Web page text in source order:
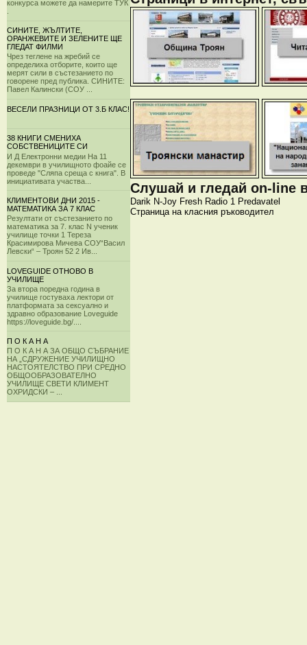
конкурса можете да намерите ТУК
СИНИТЕ, ЖЪЛТИТЕ,
ОРАНЖЕВИТЕ И ЗЕЛЕНИТЕ ЩЕ
ГЛЕДАТ ФИЛМИ
Чрез теглене на жребий се
определиха отборите, които ще
мерят сили в състезанието по
говорене пред публика. СИНИТЕ:
Павел Калински (СОУ ...
ВЕСЕЛИ ПРАЗНИЦИ ОТ 3.Б КЛАС!
38 КНИГИ СМЕНИХА
СОБСТВЕНИЦИТЕ СИ
И Д Електронни медии На 11
декември в училищното фоайе се
проведе "Сляпа среща с книга". В
инициативата участва...
КЛИМЕНТОВИ ДНИ 2015 -
МАТЕМАТИКА ЗА 7 КЛАС
Резултати от състезанието по
математика за 7. клас N ученик
училище точки 1 Тереза
Красимирова Мичева СОУ“Васил
Левски“ – Троян 52 2 Ив...
LOVEGUIDE ОТНОВО В
УЧИЛИЩЕ
За втора поредна година в
училище гостуваха лектори от
платформата за сексуално и
здравно образование Loveguide
https://loveguide.bg/....
П О К А Н А
П О К А Н А ЗА ОБЩО СЪБРАНИЕ
НА „СДРУЖЕНИЕ УЧИЛИЩНО
НАСТОЯТЕЛСТВО ПРИ СРЕДНО
ОБЩООБРАЗОВАТЕЛНО
УЧИЛИЩЕ СВЕТИ КЛИМЕНТ
ОХРИДСКИ – ...
Слушай и гледай on-line
Darik N-Joy Fresh Radio 1 Predavatel
Страница на класния ръководител